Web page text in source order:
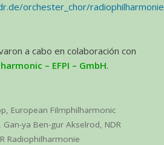
orchester_chor/
a cabo en colaboración con
– EFPI – GmbH.
European Filmphilharmonic
Gan-ya Ben-gur Akselrod NDR
Radiophilharmonie